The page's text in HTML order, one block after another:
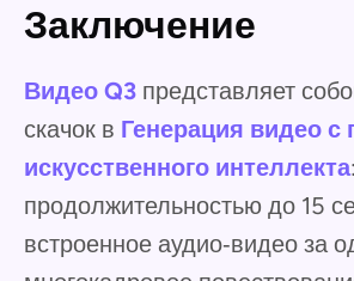
Заключение
Видео Q3 представляет
скачок в Генерация видео
искусственного интеллекта
продолжительностью до 15
встроенное аудио‑видео за